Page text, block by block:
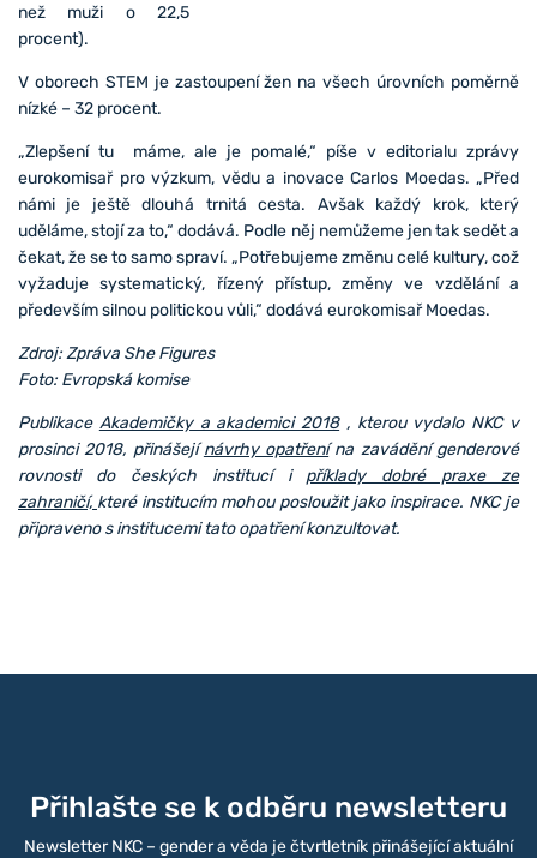
než muži o 22,5
procent).
V oborech STEM je zastoupení žen na všech úrovních poměrně
nízké – 32 procent.
„Zlepšení tu máme, ale je pomalé,“ píše v editorialu zprávy
eurokomisař pro výzkum, vědu a inovace Carlos Moedas. „Před
námi je ještě dlouhá trnitá cesta. Avšak každý krok, který
uděláme, stojí za to,“ dodává. Podle něj nemůžeme jen tak sedět a
čekat, že se to samo spraví. „Potřebujeme změnu celé kultury, což
vyžaduje systematický, řízený přístup, změny ve vzdělání a
především silnou politickou vůli,“ dodává eurokomisař Moedas.
Zdroj: Zpráva She Figures
Foto: Evropská komise
Publikace Akademičky a akademici 2018, kterou vydalo NKC v
prosinci 2018, přinášejínávrhy opatřenína zavádění genderové
rovnosti do českých institucí i příklady dobré praxe ze
zahraničí, které institucím mohou posloužit jako inspirace. NKC je
připraveno s institucemi tato opatření konzultovat.
Přihlašte se k odběru newsletteru
Newsletter NKC – gender a věda je čtvrtletník přinášející aktuální